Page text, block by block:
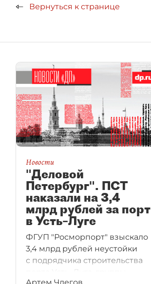
Вернуться к странице
Новости
"Деловой
Петербург". ПСТ
наказали на 3,4
млрд рублей за порт
в Усть–Луге
ФГУП "Росморпорт" взыскало
3,4 млрд рублей неустойки
с подрядчика строительства